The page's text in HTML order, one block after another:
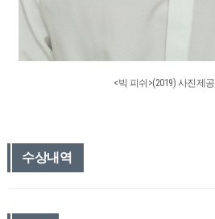
<빅 피쉬>(2019) 사진제공
수상내역